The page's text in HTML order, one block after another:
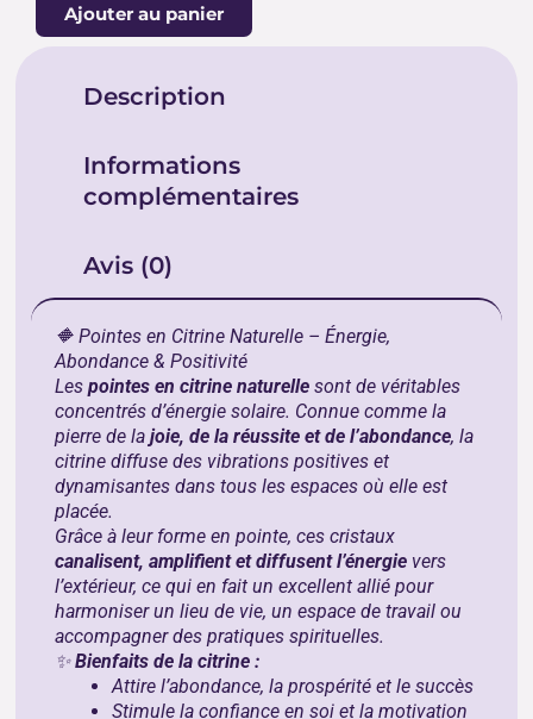
Ajouter au panier
Description
Informations
complémentaires
Avis (0)
🔶 Pointes en Citrine Naturelle – Énergie,
Abondance & Positivité
Lespointes en citrine naturelle sont de véritables
concentrés d’énergie solaire. Connue comme la
pierre de lajoie, de la réussite et de l’abondance, la
citrine diffuse des vibrations positives et
dynamisantes dans tous les espaces où elle est
placée.
Grâce à leur forme en pointe, ces cristaux
canalisent, amplifient et diffusent l’énergie vers
l’extérieur, ce qui en fait un excellent allié pour
harmoniser un lieu de vie, un espace de travail ou
accompagner des pratiques spirituelles.
✨Bienfaits de la citrine :
Attire l’abondance, la prospérité et le succès
Stimule la confiance en soi et la motivation